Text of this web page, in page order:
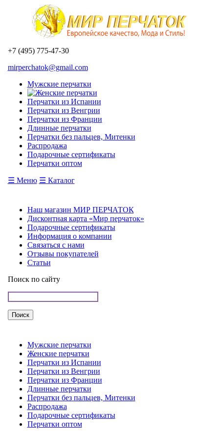
+7 (495) 775-47-30
mirperchatok@gmail.com
Мужские перчатки
Перчатки из Испании
Перчатки из Венгрии
Перчатки из Франции
Длинные перчатки
Перчатки без пальцев, Митенки
Распродажа
Подарочные сертификаты
Перчатки оптом
☰ Меню ☰ Каталог
Наш магазин МИР ПЕРЧАТОК
Дисконтная карта «Мир перчаток»
Подарочные сертификаты
Информация о компании
Связаться с нами
Отзывы покупателей
Статьи
Поиск по сайту
Мужские перчатки
Женские перчатки
Перчатки из Испании
Перчатки из Венгрии
Перчатки из Франции
Длинные перчатки
Перчатки без пальцев, Митенки
Распродажа
Подарочные сертификаты
Перчатки оптом